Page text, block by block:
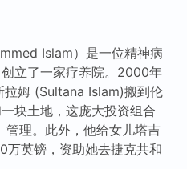
Islam）是一位精神病
立了一家疗养院。2000年
拉姆 (Sultana Islam)搬到伦
块土地，这庞大投资组合
管理。此外，他给女儿塔吉
英镑，资助她去捷克共和